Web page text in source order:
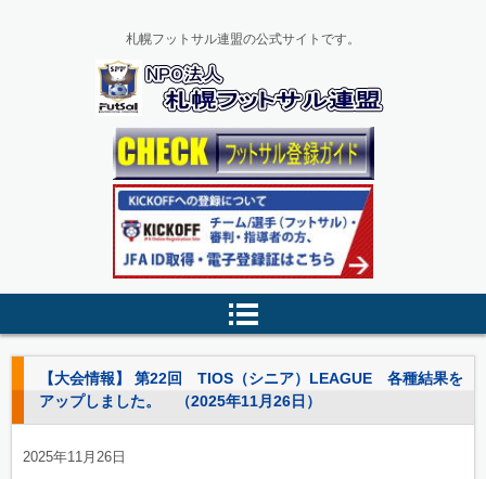
札幌フットサル連盟の公式サイトです。
【大会情報】 第22回 TIOS（シニア）LEAGUE 各種結果を
アップしました。 （2025年11月26日）
2025年11月26日